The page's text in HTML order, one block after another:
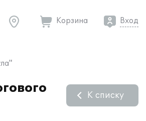
Корзина Вход
К списку